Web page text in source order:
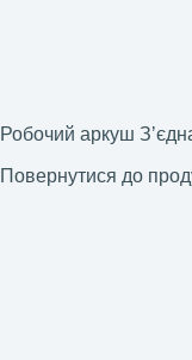
Робочий аркуш
Повернутися до